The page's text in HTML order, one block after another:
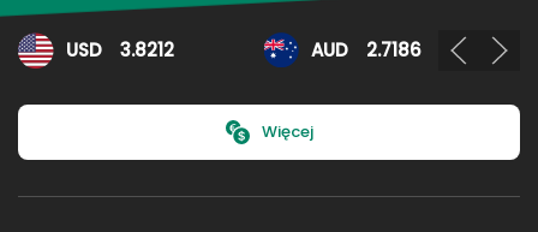
Kursy walut
USD 3.8212 AUD 2.7186
Więcej